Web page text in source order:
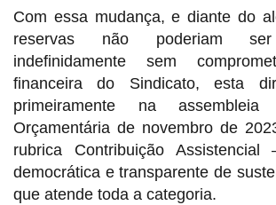
Com essa mudança, e diante do
reservas não poderiam ser
indefinidamente sem
financeira do Sindicato, esta
primeiramente na
Orçamentária de novembro de
rubrica Contribuição
democrática e transparente de
que atende toda a categoria.